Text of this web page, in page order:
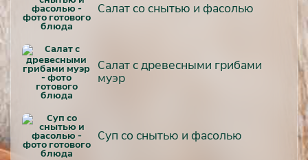
Салат со снытью и фасолью
Салат с древесными грибами
муэр
Суп со снытью и фасолью